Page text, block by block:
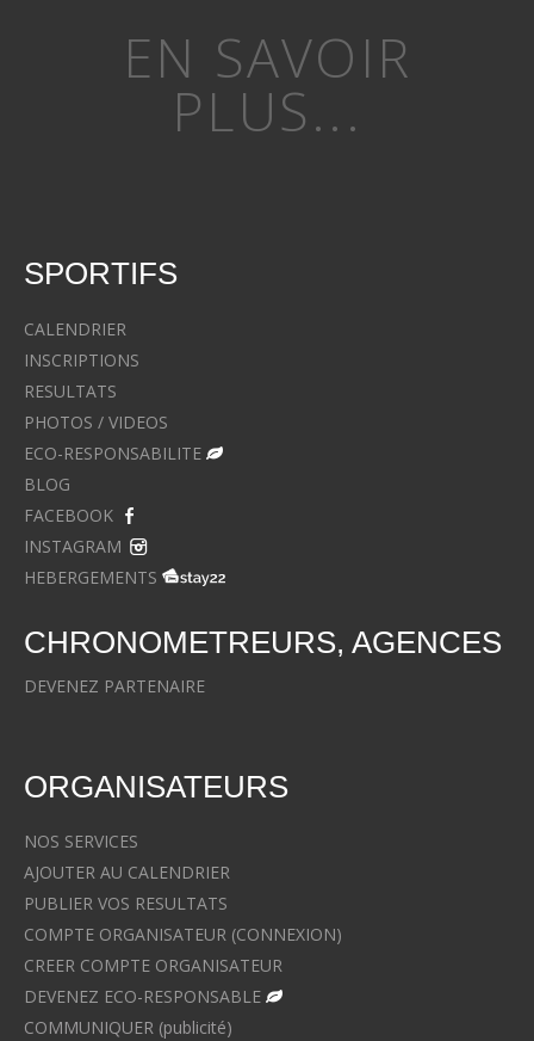
EN SAVOIR
PLUS...
SPORTIFS
CALENDRIER
INSCRIPTIONS
RESULTATS
PHOTOS / VIDEOS
ECO-RESPONSABILITE
BLOG
FACEBOOK
INSTAGRAM
HEBERGEMENTS
CHRONOMETREURS, AGENCES
DEVENEZ PARTENAIRE
ORGANISATEURS
NOS SERVICES
AJOUTER AU CALENDRIER
PUBLIER VOS RESULTATS
COMPTE ORGANISATEUR (CONNEXION)
CREER COMPTE ORGANISATEUR
DEVENEZ ECO-RESPONSABLE
COMMUNIQUER (publicité)